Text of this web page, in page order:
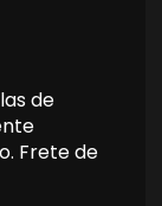
de
Frete de